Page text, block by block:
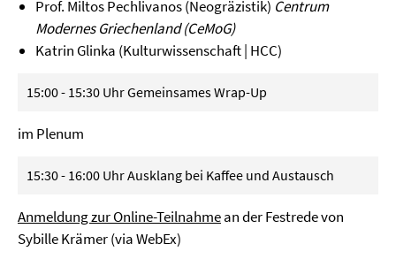
Prof. Miltos Pechlivanos (Neogräzistik) Centrum
Modernes Griechenland (CeMoG)
Katrin Glinka (Kulturwissenschaft | HCC)
15:00 - 15:30 Uhr Gemeinsames Wrap-Up
im Plenum
15:30 - 16:00 Uhr Ausklang bei Kaffee und Austausch
Anmeldung zur Online-Teilnahmean der Festrede von
Sybille Krämer (via WebEx)